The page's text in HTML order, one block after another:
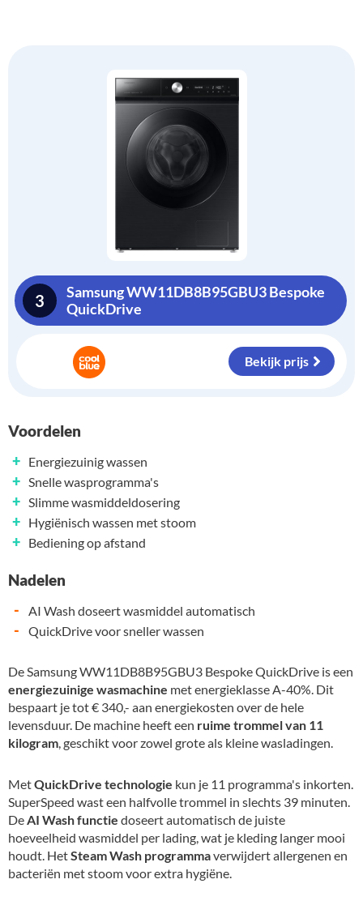
3
Samsung WW11DB8B95GBU3 Bespoke
QuickDrive
Bekijk prijs
Voordelen
+ Energiezuinig wassen
+ Snelle wasprogramma's
+ Slimme wasmiddeldosering
+ Hygiënisch wassen met stoom
+ Bediening op afstand
Nadelen
- AI Wash doseert wasmiddel automatisch
- QuickDrive voor sneller wassen
De Samsung WW11DB8B95GBU3 Bespoke QuickDrive is een
energiezuinige wasmachine met energieklasse A-40%. Dit
bespaart je tot € 340,- aan energiekosten over de hele
levensduur. De machine heeft een ruime trommel van 11
kilogram, geschikt voor zowel grote als kleine wasladingen.
MetQuickDrive technologie kun je 11 programma's inkorten.
SuperSpeed wast een halfvolle trommel in slechts 39 minuten.
DeAI Wash functie doseert automatisch de juiste
hoeveelheid wasmiddel per lading, wat je kleding langer mooi
houdt. HetSteam Wash programmaverwijdert allergenen en
bacteriën met stoom voor extra hygiëne.